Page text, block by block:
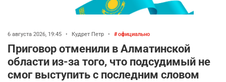
6 августа 2026, 19:45 • Кудрет Петр • официально
Приговор отменили в Алматинской
области из-за того, что подсудимый не
смог выступить с последним словом